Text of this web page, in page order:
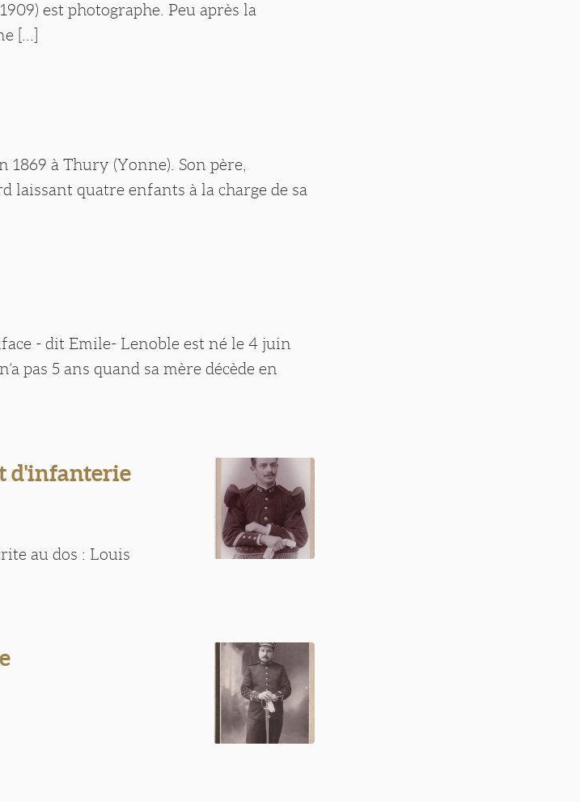
est photographe. Peu après la
[...]
à Thury (Yonne). Son père,
laissant quatre enfants à la charge de sa
- dit Emile- Lenoble est né le 4 juin
pas 5 ans quand sa mère décède en
d'infanterie
au dos : Louis